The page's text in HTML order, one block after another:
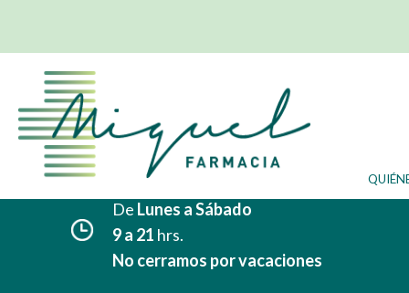
Farmacia Miquel - PM025
07014, Palma de Mallorca
Tel.971 732 456
Movil.606 373 503
farmacia@farmaciamiquel.com
De Lunes a Sábado
9 a 21 hrs.
No cerramos por vacaciones